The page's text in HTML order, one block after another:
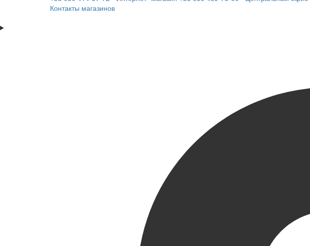
Контакты магазинов